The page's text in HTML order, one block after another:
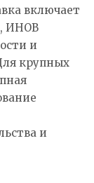
включает
ИНОВ
и
крупных
и